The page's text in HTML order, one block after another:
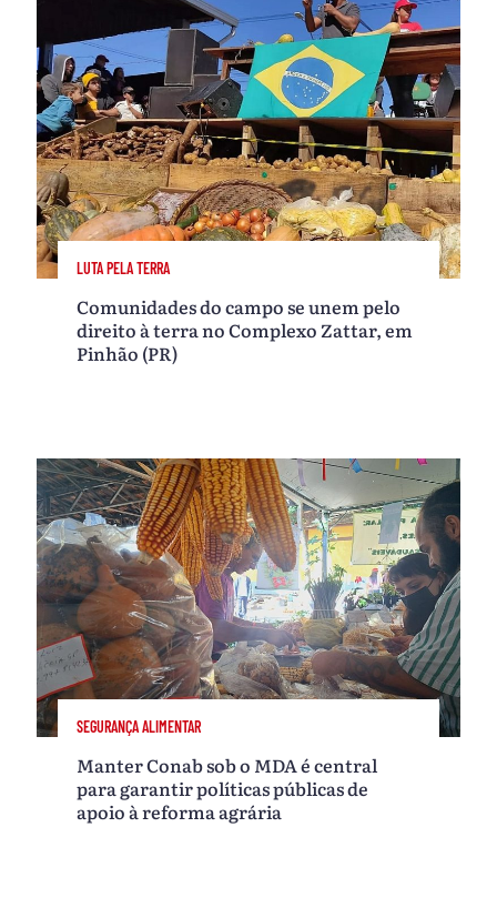
LUTA PELA TERRA
Comunidades do campo se unem pelo
direito à terra no Complexo Zattar, em
Pinhão (PR)
SEGURANÇA ALIMENTAR
Manter Conab sob o MDA é central
para garantir políticas públicas de
apoio à reforma agrária